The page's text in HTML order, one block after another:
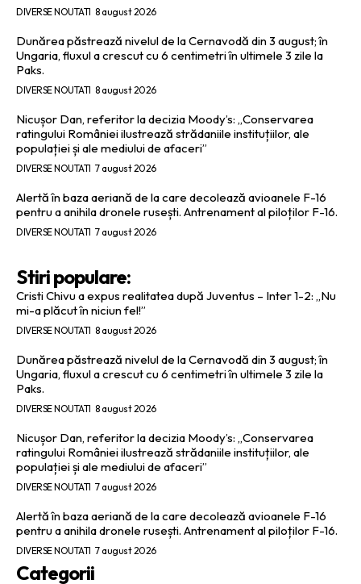
DIVERSE NOUTATI 8 august 2026
Dunărea păstrează nivelul de la Cernavodă din 3 august; în
Ungaria, fluxul a crescut cu 6 centimetri în ultimele 3 zile la
Paks.
DIVERSE NOUTATI 8 august 2026
Nicușor Dan, referitor la decizia Moody’s: „Conservarea
ratingului României ilustrează strădaniile instituțiilor, ale
populației și ale mediului de afaceri”
DIVERSE NOUTATI 7 august 2026
Alertă în baza aeriană de la care decolează avioanele F-16
pentru a anihila dronele rusești. Antrenament al piloților F-16.
DIVERSE NOUTATI 7 august 2026
Stiri populare:
Cristi Chivu a expus realitatea după Juventus – Inter 1-2: „Nu
mi-a plăcut în niciun fel!”
DIVERSE NOUTATI 8 august 2026
Dunărea păstrează nivelul de la Cernavodă din 3 august; în
Ungaria, fluxul a crescut cu 6 centimetri în ultimele 3 zile la
Paks.
DIVERSE NOUTATI 8 august 2026
Nicușor Dan, referitor la decizia Moody’s: „Conservarea
ratingului României ilustrează strădaniile instituțiilor, ale
populației și ale mediului de afaceri”
DIVERSE NOUTATI 7 august 2026
Alertă în baza aeriană de la care decolează avioanele F-16
pentru a anihila dronele rusești. Antrenament al piloților F-16.
DIVERSE NOUTATI 7 august 2026
Categorii